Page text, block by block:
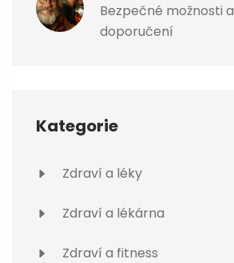
Bezpečné možnosti a
doporučení
Kategorie
Zdraví a léky
Zdraví a lékárna
Zdraví a fitness